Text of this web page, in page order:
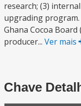
research; (3)
upgrading
Ghana Cocoa Board
producer... Ver mais
Chave